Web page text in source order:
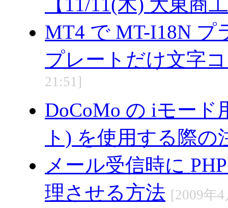
MT4 で MT-I18N
プレートだけ文字
21:51]
DoCoMo の iモード
ト) を使用する際の
メール受信時に
理させる方法 [2009年